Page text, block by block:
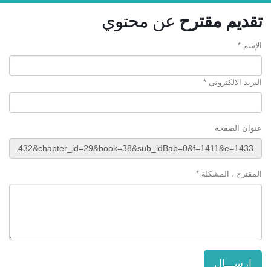
تقديم مقترح عن محتوي
الإسم *
البريد الالكتروني *
عنوان الصفحة
المقترح ، المشكلة *